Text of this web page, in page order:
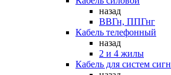
назад
ВВГн, ППГнг
Кабель телефонный
назад
2 и 4 жилы
Кабель для систем